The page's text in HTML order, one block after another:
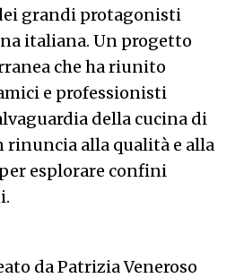
grandi protagonisti
italiana. Un progetto
che ha riunito
e professionisti
della cucina di
rinuncia alla qualità e alla
esplorare confini
da Patrizia Veneroso